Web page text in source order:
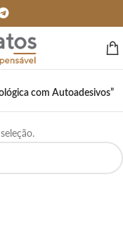
com Autoadesivos”